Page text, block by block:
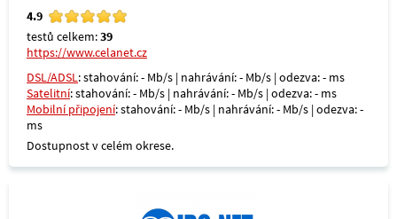
4.9
testů celkem:39
https://www.celanet.cz
DSL/ADSL: stahování: - Mb/s | nahrávání: - Mb/s | odezva: - ms
Satelitní: stahování: - Mb/s | nahrávání: - Mb/s | odezva: - ms
Mobilní připojení: stahování: - Mb/s | nahrávání: - Mb/s | odezva: -
ms
Dostupnost v celém okrese.